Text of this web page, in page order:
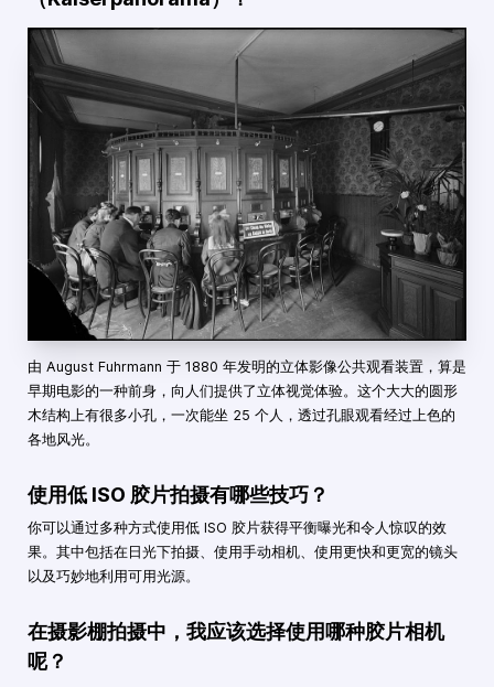
由 August Fuhrmann 于 1880 年发明的立体影像公共观看装置，算是
早期电影的一种前身，向人们提供了立体视觉体验。这个大大的圆形
木结构上有很多小孔，一次能坐 25 个人，透过孔眼观看经过上色的
各地风光。
使用低 ISO 胶片拍摄有哪些技巧？
你可以通过多种方式使用低 ISO 胶片获得平衡曝光和令人惊叹的效
果。其中包括在日光下拍摄、使用手动相机、使用更快和更宽的镜头
以及巧妙地利用可用光源。
在摄影棚拍摄中，我应该选择使用哪种胶片相机
呢？